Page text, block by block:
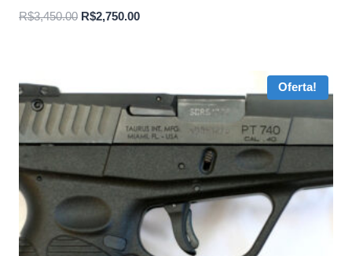
R$3,450.00 O
R$2,750.00O
Oferta!